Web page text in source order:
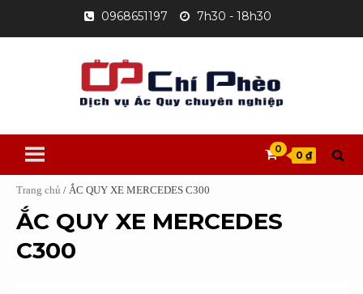
content
0968651197 7h30 - 18h30
0
0 ₫
Trang chủ / ẮC QUY XE MERCEDES C300
ẮC QUY XE MERCEDES
C300